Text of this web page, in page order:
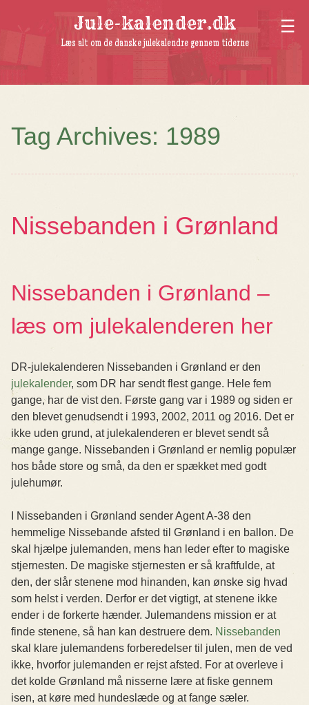
Jule-kalender.dk
Læs alt om de danske julekalendre gennem tiderne
Tag Archives: 1989
Nissebanden i Grønland
Nissebanden i Grønland –
læs om julekalenderen her
DR-julekalenderen Nissebanden i Grønland er den
julekalender, som DR har sendt flest gange. Hele fem
gange, har de vist den. Første gang var i 1989 og siden er
den blevet genudsendt i 1993, 2002, 2011 og 2016. Det er
ikke uden grund, at julekalenderen er blevet sendt så
mange gange. Nissebanden i Grønland er nemlig populær
hos både store og små, da den er spækket med godt
julehumør.
I Nissebanden i Grønland sender Agent A-38 den
hemmelige Nissebande afsted til Grønland i en ballon. De
skal hjælpe julemanden, mens han leder efter to magiske
stjernesten. De magiske stjernesten er så kraftfulde, at
den, der slår stenene mod hinanden, kan ønske sig hvad
som helst i verden. Derfor er det vigtigt, at stenene ikke
ender i de forkerte hænder. Julemandens mission er at
finde stenene, så han kan destruere dem. Nissebanden
skal klare julemandens forberedelser til julen, men de ved
ikke, hvorfor julemanden er rejst afsted. For at overleve i
det kolde Grønland må nisserne lære at fiske gennem
isen, at køre med hundeslæde og at fange sæler.